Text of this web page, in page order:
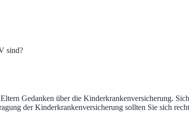
sind?
Gedanken über die Kinderkrankenversicherung.
der Kinderkrankenversicherung sollten Sie sich